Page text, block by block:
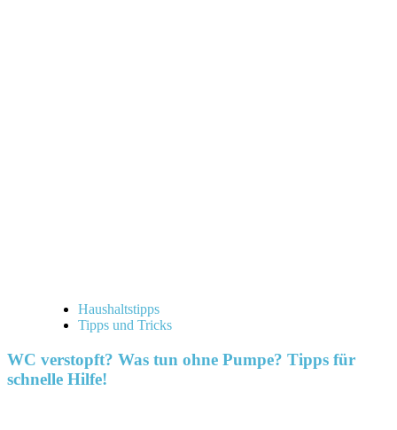
Haushaltstipps
Tipps und Tricks
WC verstopft? Was tun ohne Pumpe? Tipps für
schnelle Hilfe!